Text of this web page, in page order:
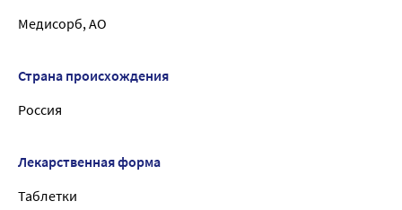
Медисорб, АО
Страна происхождения
Россия
Лекарственная форма
Таблетки